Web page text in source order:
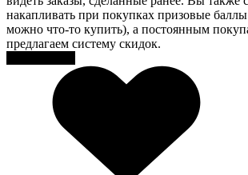
накапливать при покупках призовые
можно что-то купить), а постоянным
предлагаем систему скидок.